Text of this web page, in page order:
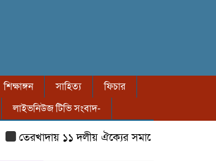
শিক্ষাঙ্গন সাহিত্য
ফিচার
লাইভনিউজ টিভি সংবাদ-
তেরখাদায় ১১ দলীয় ঐক্যের সমাবেশ ও গণ মিছিল